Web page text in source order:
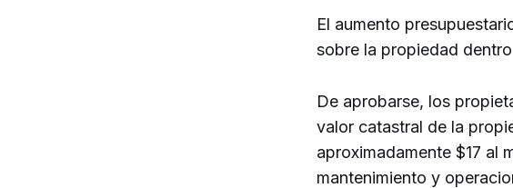
El aumento
sobre la propiedad
De aprobarse, los
valor catastral de la
aproximadamente $17 al
mantenimiento y